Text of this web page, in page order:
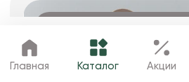
Главная Каталог Избранное
Главная Каталог Акции